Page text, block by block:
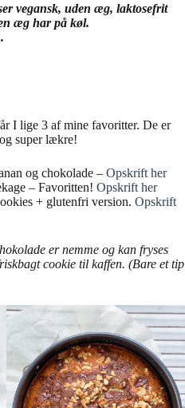
vegansk, uden æg, laktosefrit
æg har på køl.
I lige 3 af mine favoritter. De er
super lækre!
og chokolade – Opskrift her
– Favoritten! Opskrift her
+ glutenfri version. Opskrift
er nemme og kan fryses
cookie til kaffen. (Bare et tip